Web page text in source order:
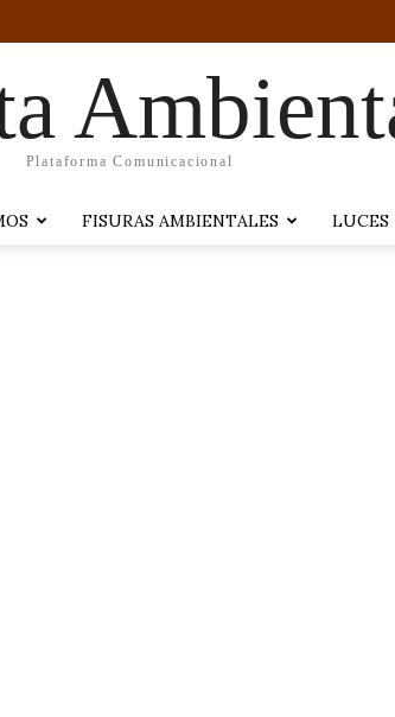
Plataforma Comunicacional
FISURAS AMBIENTALES LUCES